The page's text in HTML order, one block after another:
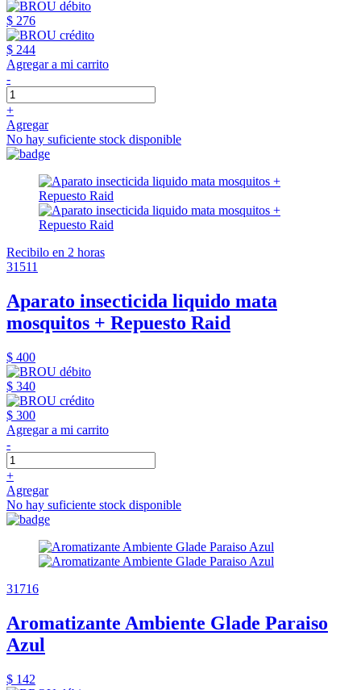
$ 276
$ 244
Agregar a mi carrito
-
+
Agregar
No hay suficiente stock disponible
Recibilo en 2 horas
31511
Aparato insecticida liquido mata
mosquitos + Repuesto Raid
$ 400
$ 340
$ 300
Agregar a mi carrito
-
+
Agregar
No hay suficiente stock disponible
31716
Aromatizante Ambiente Glade Paraiso
Azul
$ 142